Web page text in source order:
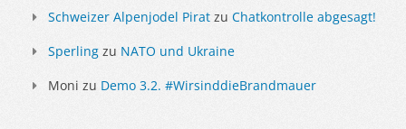
Schweizer Alpenjodel Pirat zu Chatkontrolle abgesagt!
Sperling zu NATO und Ukraine
Moni zu Demo 3.2. #WirsinddieBrandmauer